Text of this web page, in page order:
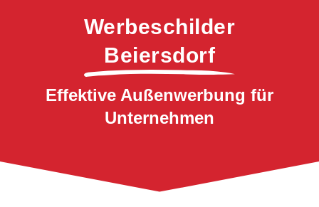
Werbeschilder
Beiersdorf
Effektive Außenwerbung für
Unternehmen